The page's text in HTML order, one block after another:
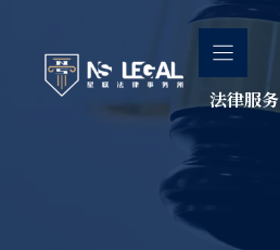
法律服务